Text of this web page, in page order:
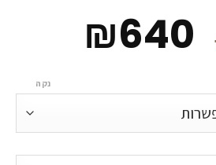
₪640
נקה